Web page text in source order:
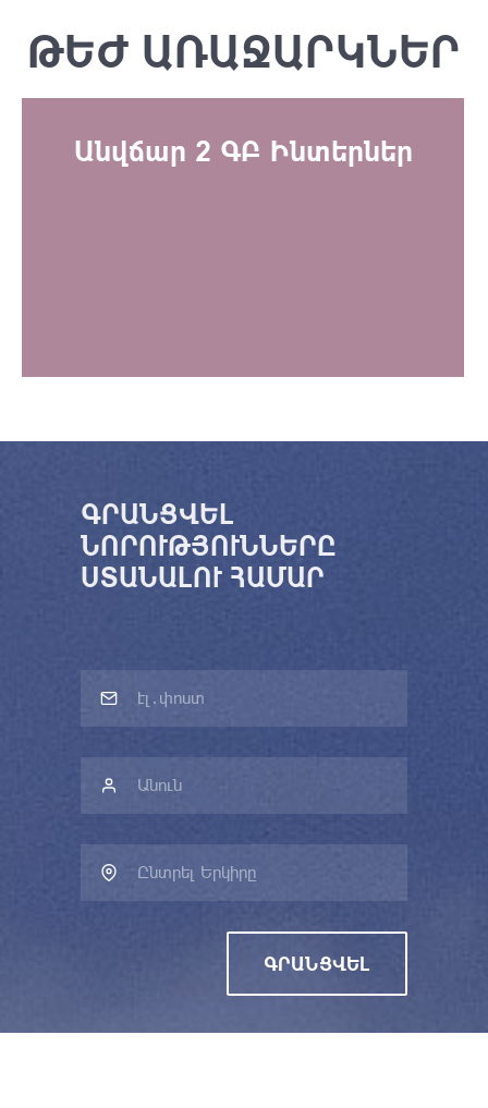
ԹԵԺ ԱՌԱՋԱՐԿՆԵՐ
Անվճար 2 ԳԲ Ինտերներ
ԳՐԱՆՑՎԵԼ
ՆՈՐՈՒԹՅՈՒՆՆԵՐԸ
ՍՏԱՆԱԼՈՒ ՀԱՄԱՐ
Ընտրել Երկիրը
ԳՐԱՆՑՎԵԼ